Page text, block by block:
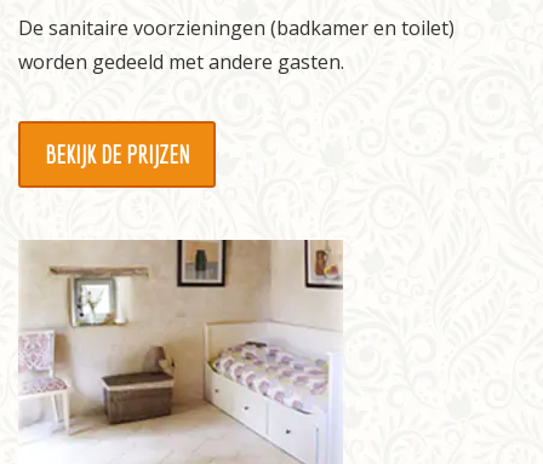
De sanitaire voorzieningen (badkamer en toilet)
worden gedeeld met andere gasten.
BEKIJK DE PRIJZEN